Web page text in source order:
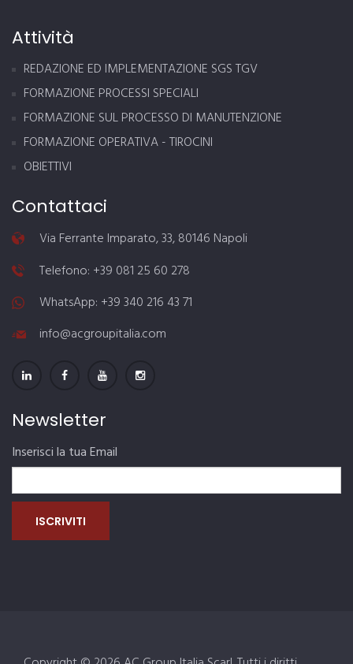
Attività
REDAZIONE ED IMPLEMENTAZIONE SGS TGV
FORMAZIONE PROCESSI SPECIALI
FORMAZIONE SUL PROCESSO DI MANUTENZIONE
FORMAZIONE OPERATIVA - TIROCINI
OBIETTIVI
Contattaci
Via Ferrante Imparato, 33, 80146 Napoli
Telefono: +39 081 25 60 278
WhatsApp: ‎+39 340 216 43 71
info@acgroupitalia.com
Newsletter
Inserisci la tua Email